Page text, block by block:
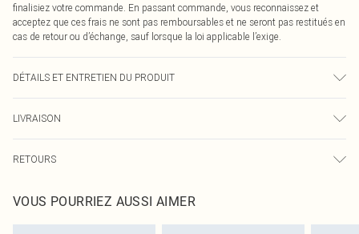
finalisiez votre commande. En passant commande, vous reconnaissez et
acceptez que ces frais ne sont pas remboursables et ne seront pas restitués en
cas de retour ou d’échange, sauf lorsque la loi applicable l’exige.
DÉTAILS ET ENTRETIEN DU PRODUIT
du tissu utilisé, des transferts de couleur peuvent se produire.
LIVRAISON
Livraison express France
Jusqu'à 2-3 jours ouvrables
RETOURS
pour nous retourner un article.
Veuillez noter que nous ne pouvons pas rembourser les masques tendance, les
VOUS POURRIEZ AUSSI AIMER